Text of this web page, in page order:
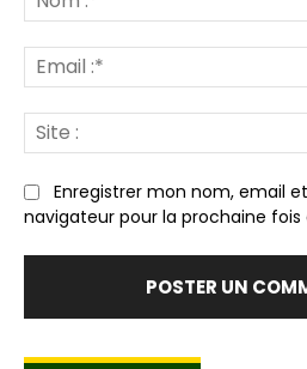
Enregistrer mon nom, email
navigateur pour la prochaine